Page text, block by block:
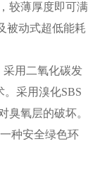
较薄厚度即可满
被动式超低能耗
采用二氧化碳发
采用溴化SBS
臭氧层的破坏。
种安全绿色环